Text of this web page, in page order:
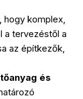
hogy komplex,
a tervezéstől a
az építkezők,
és